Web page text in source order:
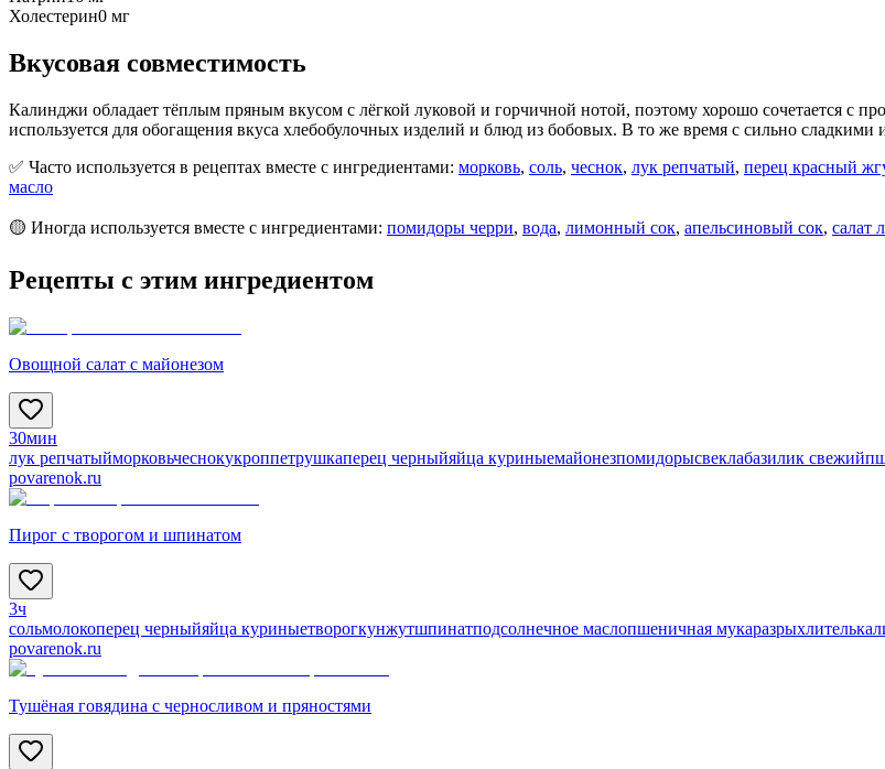
Холестерин0 мг
Вкусовая совместимость
Калинджи обладает тёплым пряным вкусом с лёгкой луковой и горчичной нотой, поэтому хорошо сочетается с
используется для обогащения вкуса хлебобулочных изделий и блюд из бобовых. В то же время с сильно
✅ Часто используется в рецептах вместе с ингредиентами: морковь, соль, чеснок, лук репчатый, перец красный
масло
🟡 Иногда используется вместе с ингредиентами: помидоры черри, вода, лимонный сок, апельсиновый сок, салат
Рецепты с этим ингредиентом
Овощной салат с майонезом
30мин
лук репчатыйморковьчеснокукроппетрушкаперец черныйяйца куриныемайонезпомидорысвеклабазилик свежий
povarenok.ru
Пирог с творогом и шпинатом
3ч
сольмолокоперец черныйяйца куриныетворогкунжутшпинатподсолнечное маслопшеничная мукаразрыхлитель
povarenok.ru
Тушёная говядина с черносливом и пряностями